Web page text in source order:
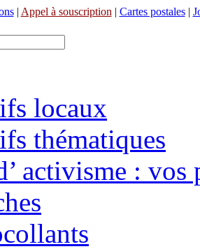
| Appel à souscription | Cartes postales|
locaux
thématiques
activisme : vos